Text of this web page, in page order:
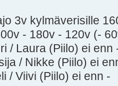
3v kylmäverisille
- 180v - 120v (-
/ Laura (Piilo) ei enn
/ Nikke (Piilo) ei
/ Viivi (Piilo) ei enn -